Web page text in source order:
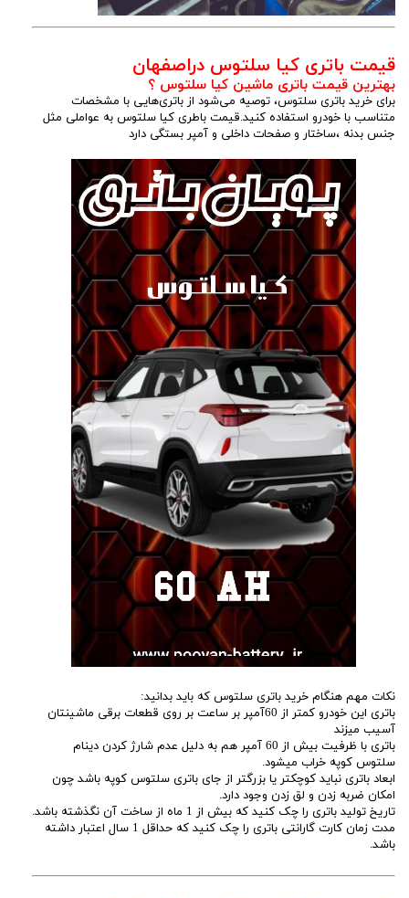
قیمت باتری کیا سلتوس دراصفهان
بهترین قیمت باتری ماشین کیا سلتوس ؟
برای خرید باتری سلتوس، توصیه می‌شود از باتری‌هایی با مشخصات
متناسب با خودرو استفاده کنید.قیمت باطری کیا سلتوس به عواملی مثل
جنس بدنه ،ساختار و صفحات داخلی و آمپر بستگی دارد
نکات مهم هنگام خرید باتری سلتوس که باید بدانید:
باتری این خودرو کمتر از 60آمپر بر ساعت بر روی قطعات برقی ماشینتان
آسیب میزند
باتری با ظرفیت بیش از 60 آمپر هم به دلیل عدم شارژ کردن دینام
سلتوس کوپه خراب میشود.
ابعاد باتری نباید کوچکتر یا بزرگتر از جای باتری سلتوس کوپه باشد چون
امکان ضربه زدن و لق زدن وجود دارد.
تاریخ تولید باتری را چک کنید که بیش از 1 ماه از ساخت آن نگذشته باشد.
مدت زمان کارت گارانتی باتری را چک کنید که حداقل 1 سال اعتبار داشته
باشد.